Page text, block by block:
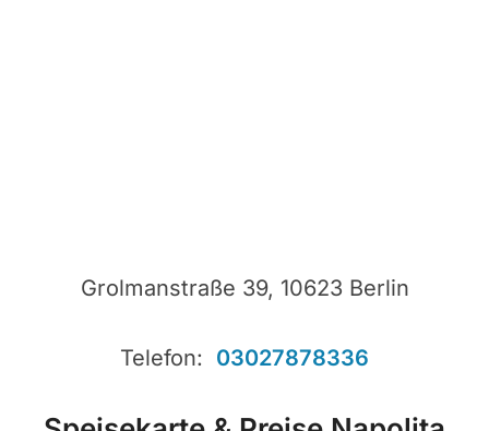
Grolmanstraße 39, 10623 Berlin
Telefon: 03027878336